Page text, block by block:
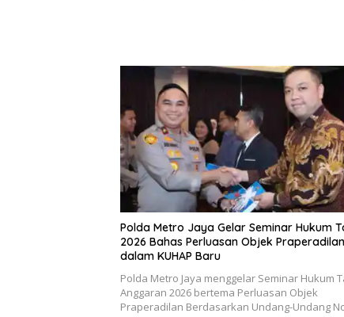
Polda Metro Jaya Gelar Seminar Hukum
2026 Bahas Perluasan Objek Praperadilan
dalam KUHAP Baru
Polda Metro Jaya menggelar Seminar Hukum
Anggaran 2026 bertema Perluasan Objek
Praperadilan Berdasarkan Undang-Undang